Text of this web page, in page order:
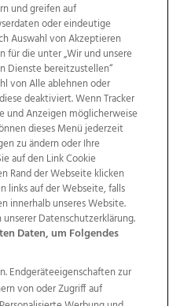
Kontakt
Jobs
AGB Anzeigekunden
Politische Werbung
Wimmer
und greifen auf
oder eindeutige
Auswahl von Akzeptieren
für die unter „Wir und unsere
Dienste bereitzustellen“
von Alle ablehnen oder
deaktiviert. Wenn Tracker
und Anzeigen möglicherweise
dieses Menü jederzeit
zu ändern oder Ihre
auf den Link Cookie
Rand der Webseite klicken
links auf der Webseite, falls
innerhalb unseres Website.
Datenschutzerklärung.
Daten, um Folgendes
Endgeräteeigenschaften zur
von oder Zugriff auf